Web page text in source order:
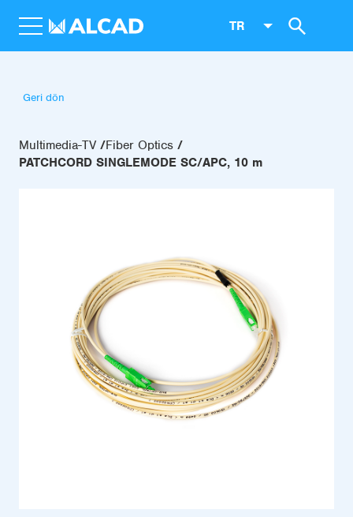
TR
Geri dön
Multimedia-TV
Fiber Optics
PATCHCORD SINGLEMODE SC/APC, 10 m